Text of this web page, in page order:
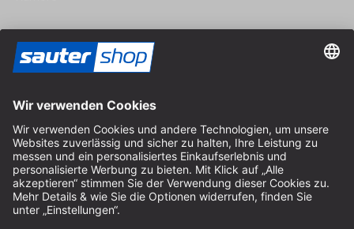
Impressum
AGB
Datenschutz
Cookie-Einstellungen